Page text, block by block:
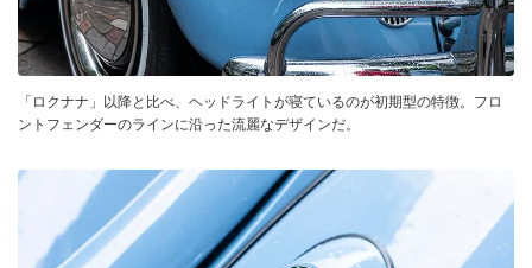
「ロクナナ」以降と比べ、ヘッドライトが寝ているのが初期型の特徴。フロ
ントフェンダーのラインに沿った流麗なデザインだ。